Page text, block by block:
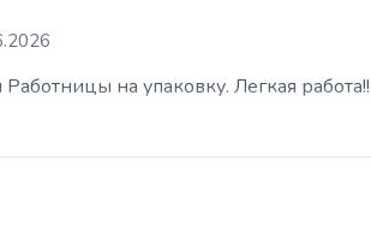
на упаковку. Легкая